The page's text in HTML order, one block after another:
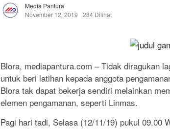
Media Pantura
November 12, 2019
284 Dilihat
Blora, mediapantura.com – Tidak diragukan
untuk beri latihan kepada anggota
Blora tak dapat bekerja sendiri melainkan
elemen pengamanan, seperti Linmas.
Pagi hari tadi, Selasa (12/11/19) pukul 09.00